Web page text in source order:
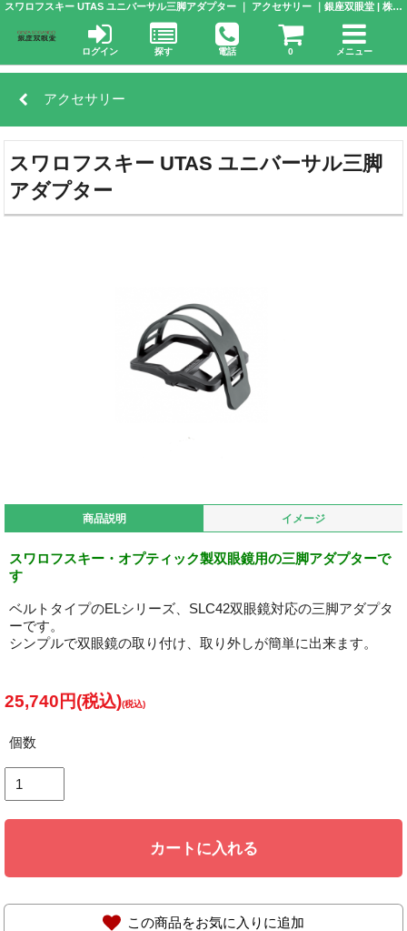
アクセサリー
スワロフスキー UTAS ユニバーサル三脚
アダプター
商品説明 イメージ
スワロフスキー・オプティック製双眼鏡用の三脚アダプターで
す
ベルトタイプのELシリーズ、SLC42双眼鏡対応の三脚アダプタ
ーです。
シンプルで双眼鏡の取り付け、取り外しが簡単に出来ます。
25,740円(税込)
個数
カートに入れる
この商品をお気に入りに追加
スワロフスキー UTAS ユニバーサル三脚アダプター ｜ アクセサリー ｜銀座双眼堂 | 株式会社 アドウエーブ
ログイン 探す 電話 0 メニュー